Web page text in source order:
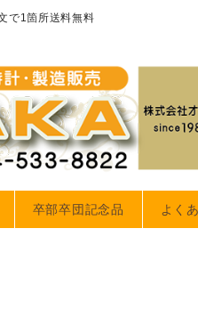
で1箇所送料無料
卒部卒団記念品 よく